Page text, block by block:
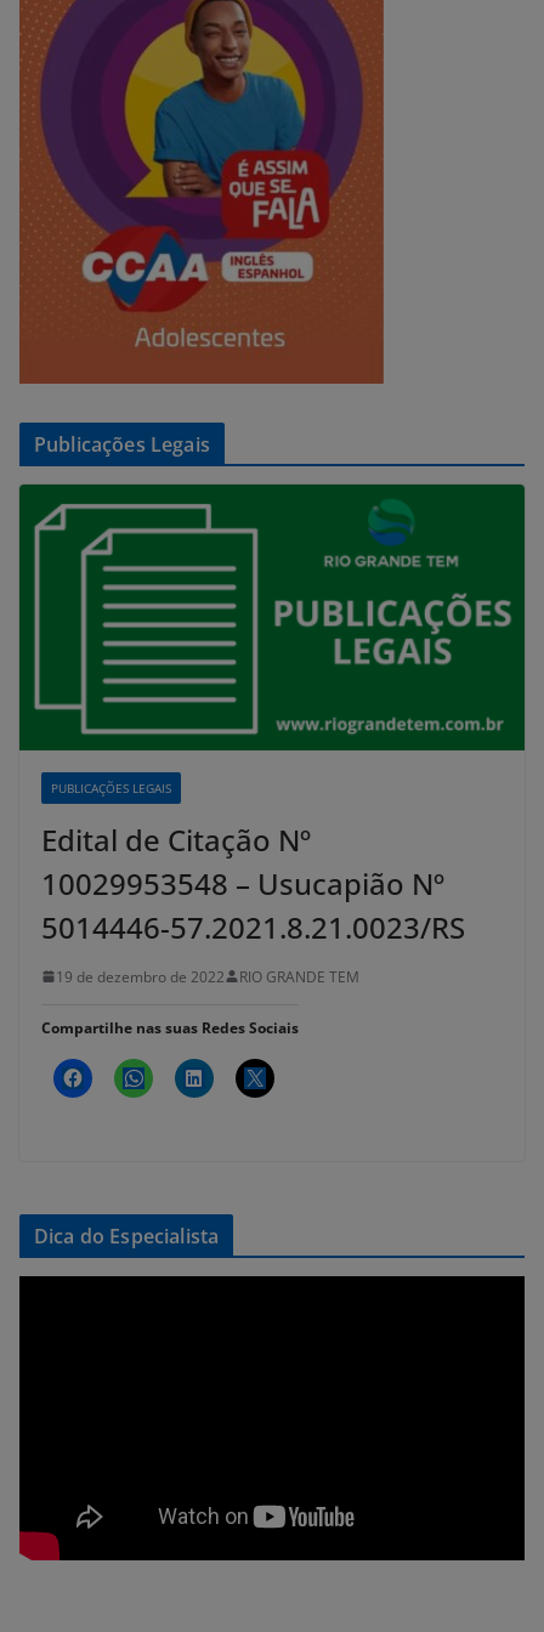
Publicações Legais
PUBLICAÇÕES LEGAIS
Edital de Citação Nº
10029953548 – Usucapião Nº
5014446-57.2021.8.21.0023/RS
19 de dezembro de 2022 RIO GRANDE TEM
Compartilhe nas suas Redes Sociais
Dica do Especialista